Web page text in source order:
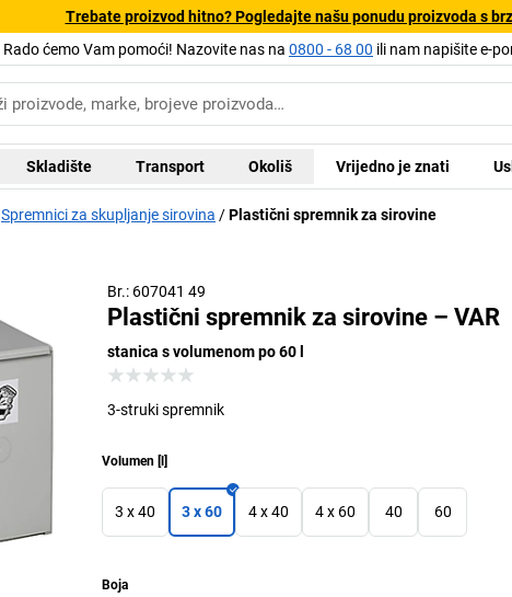
Trebate proizvod hitno? Pogledajte našu ponudu proizvoda s
Rado ćemo Vam pomoći! Nazovite nas na 0800 - 68 00 ili nam napišite e-
Skladište Transport Okoliš Vrijedno je znati
Spremnici za skupljanje sirovina Plastični spremnik za sirovine
Br.: 607041 49
Plastični spremnik za sirovine – VAR
stanica s volumenom po 60 l
3-struki spremnik
Volumen [l]
3 x 40 3 x 60 4 x 40 4 x 60 40 60
Boja